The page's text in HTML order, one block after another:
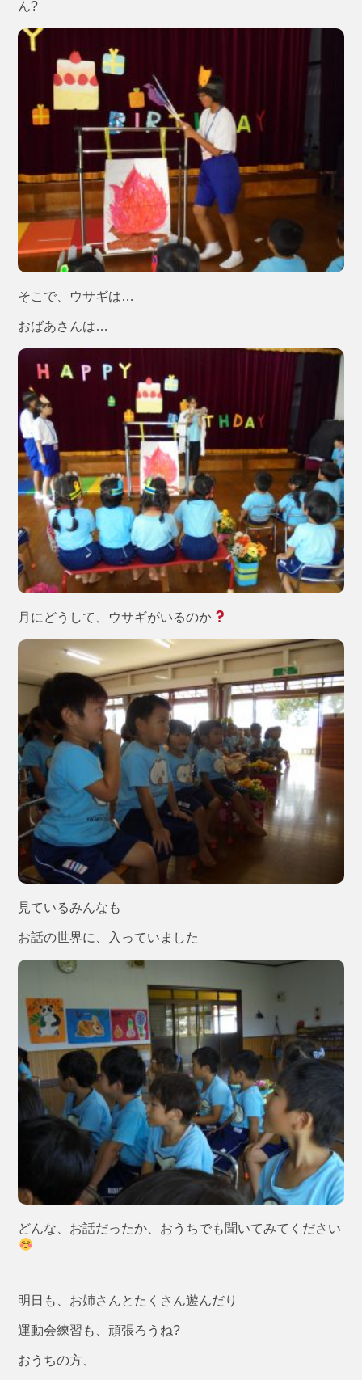
ん?
そこで、ウサギは…
おばあさんは…
月にどうして、ウサギがいるのか
見ているみんなも
お話の世界に、入っていました
どんな、お話だったか、おうちでも聞いてみてください
明日も、お姉さんとたくさん遊んだり
運動会練習も、頑張ろうね?
おうちの方、